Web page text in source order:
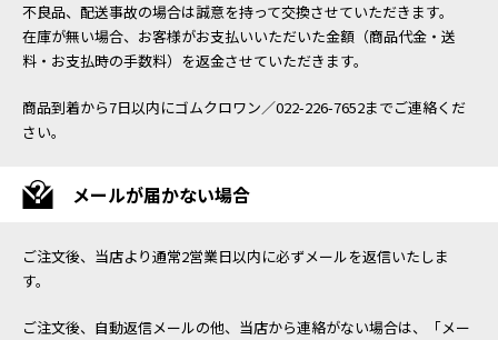
不良品、配送事故の場合は誠意を持って交換させていただきます。
在庫が無い場合、お客様がお支払いいただいた金額（商品代金・送
料・お支払時の手数料）を返金させていただきます。
商品到着から7日以内にゴムクロワン／022-226-7652までご連絡くだ
さい。
メールが届かない場合
ご注文後、当店より通常2営業日以内に必ずメールを返信いたしま
す。
ご注文後、自動返信メールの他、当店から連絡がない場合は、「メー